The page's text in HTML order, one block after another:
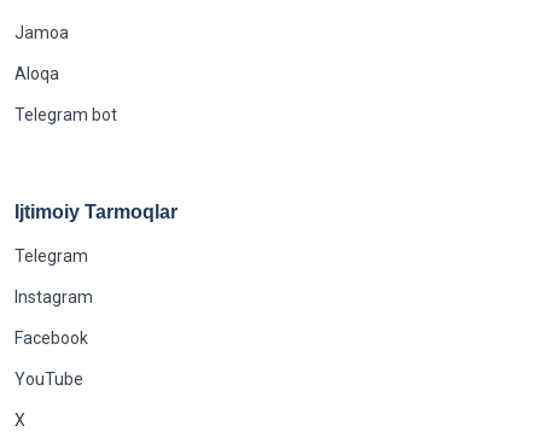
Jamoa
Aloqa
Telegram bot
Ijtimoiy Tarmoqlar
Telegram
Instagram
Facebook
YouTube
X